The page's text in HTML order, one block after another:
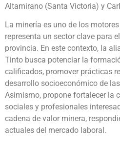
Altamirano (Santa Victoria) y
La minería es uno de los
representa un sector clave para
provincia. En este contexto, la
Tinto busca potenciar la
calificados, promover prácticas
desarrollo socioeconómico de
Asimismo, propone fortalecer la
sociales y profesionales
cadena de valor minera,
actuales del mercado laboral.